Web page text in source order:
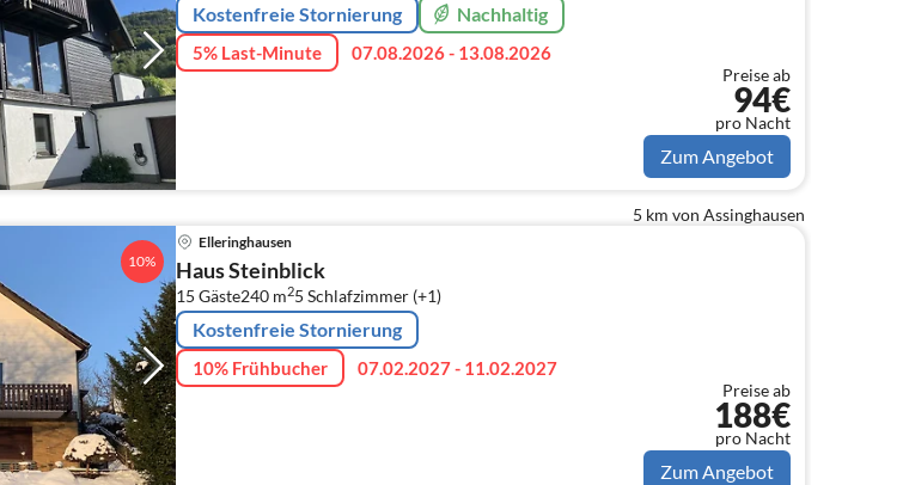
Kostenfreie Stornierung Nachhaltig
5% Last-Minute 07.08.2026 - 13.08.2026
Preise ab
94€
pro Nacht
Zum Angebot
10%
5 km von Assinghausen
Elleringhausen
Haus Steinblick
15 Gäste240 m25 Schlafzimmer (+1)
Kostenfreie Stornierung
10% Frühbucher 07.02.2027 - 11.02.2027
Preise ab
188€
pro Nacht
Zum Angebot